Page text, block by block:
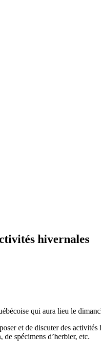
hivernales
qui aura lieu le
et de discuter des
spécimens d’herbier, etc.